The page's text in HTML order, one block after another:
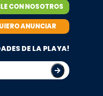
CON NOSOTROS
ANUNCIAR
DE LA PLAYA!